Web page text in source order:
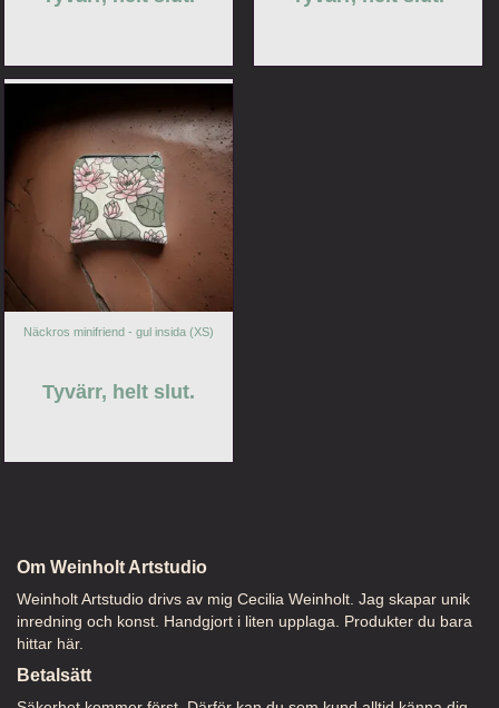
Näckros minifriend - gul insida (XS)
Tyvärr, helt slut.
Om Weinholt Artstudio
Weinholt Artstudio drivs av mig Cecilia Weinholt. Jag skapar unik
inredning och konst. Handgjort i liten upplaga. Produkter du bara
hittar här.
Betalsätt